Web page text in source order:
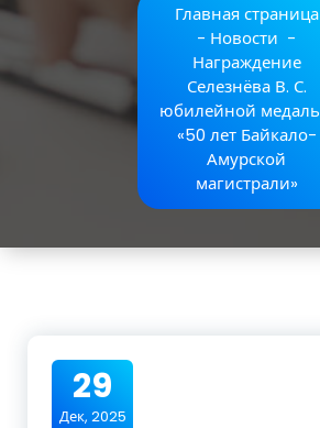
Главная страница
- Новости -
Награждение
Селезнёва В. С.
юбилейной
«50 лет Байкало-
Амурской
магистрали»
29
Дек, 2025